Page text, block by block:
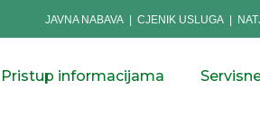
JAVNA NABAVA CJENIK USLUGA
Pristup informacijama